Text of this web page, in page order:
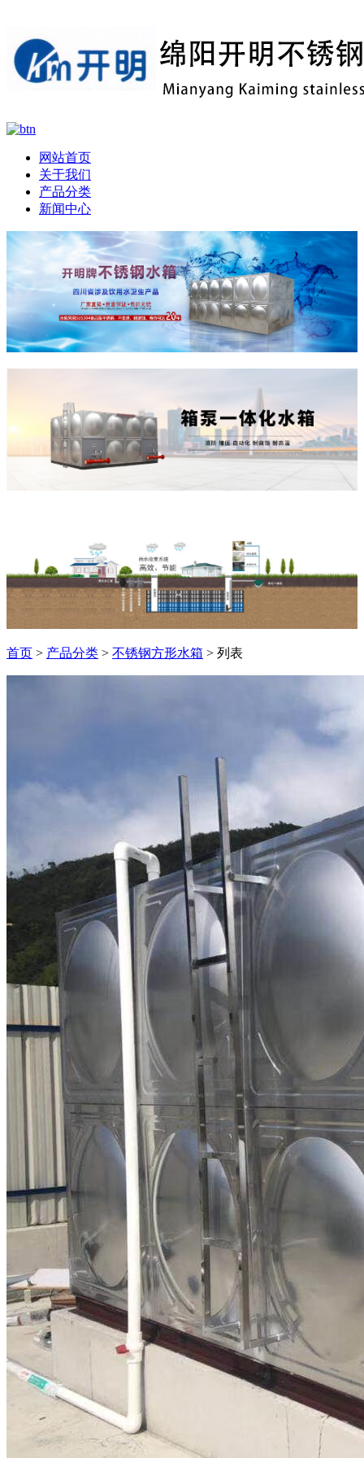
网站首页
关于我们
产品分类
新闻中心
首页 > 产品分类 > 不锈钢方形水箱 > 列表